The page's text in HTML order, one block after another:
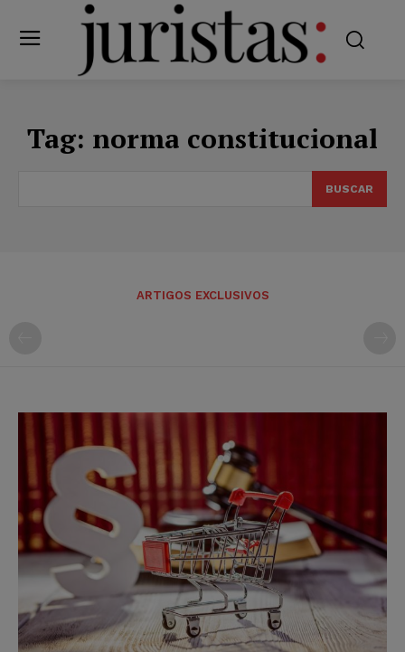
Tag: norma constitucional
BUSCAR
ARTIGOS EXCLUSIVOS